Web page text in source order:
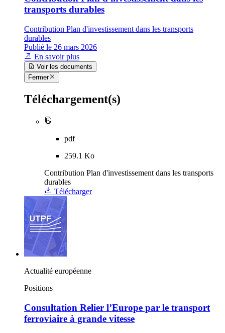
transports durables
Contribution Plan d'investissement dans les transports
durables
Publié le 26 mars 2026
En savoir plus
Voir les documents
Fermer
Téléchargement(s)
pdf
259.1 Ko
Contribution Plan d'investissement dans les transports
durables
Télécharger
Actualité européenne
Positions
Consultation Relier l’Europe par le transport
ferroviaire à grande vitesse